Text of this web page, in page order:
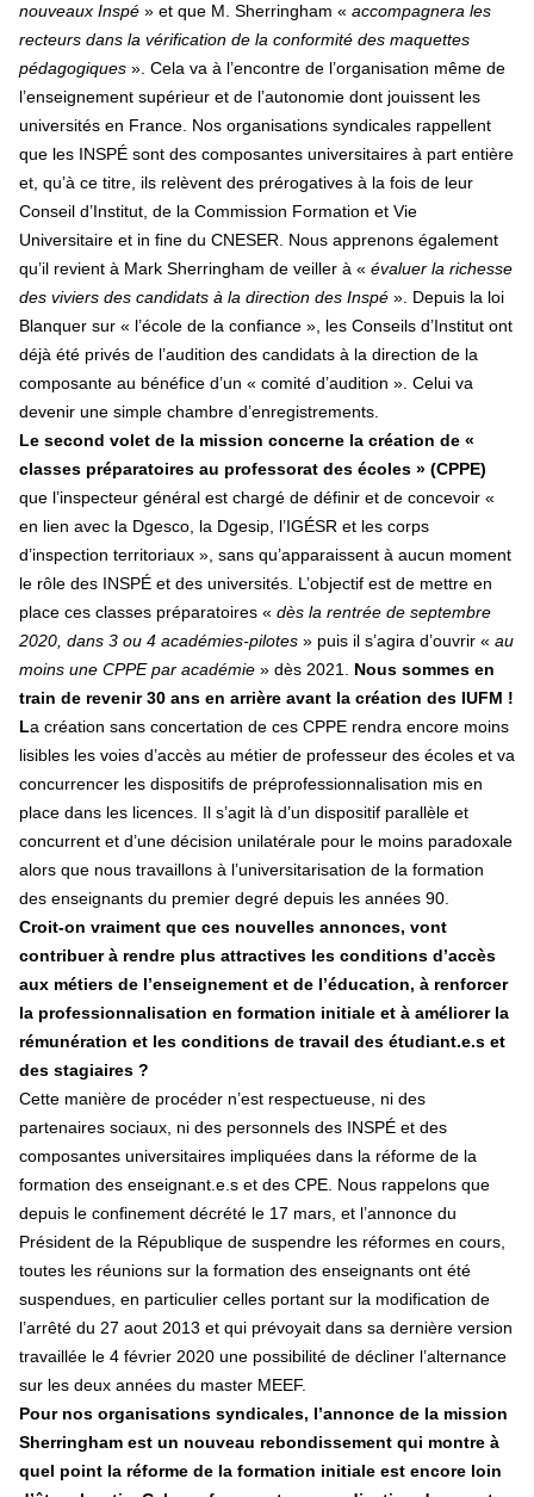
nouveaux Inspé » et que M. Sherringham « accompagnera les
recteurs dans la vérification de la conformité des maquettes
pédagogiques ». Cela va à l’encontre de l’organisation même de
l’enseignement supérieur et de l’autonomie dont jouissent les
universités en France. Nos organisations syndicales rappellent
que les INSPÉ sont des composantes universitaires à part entière
et, qu’à ce titre, ils relèvent des prérogatives à la fois de leur
Conseil d’Institut, de la Commission Formation et Vie
Universitaire et in fine du CNESER. Nous apprenons également
qu’il revient à Mark Sherringham de veiller à « évaluer la richesse
des viviers des candidats à la direction des Inspé ». Depuis la loi
Blanquer sur « l’école de la confiance », les Conseils d’Institut ont
déjà été privés de l’audition des candidats à la direction de la
composante au bénéfice d’un « comité d’audition ». Celui va
devenir une simple chambre d’enregistrements.
Le second volet de la mission concerne la création de «
classes préparatoires au professorat des écoles » (CPPE)
que l’inspecteur général est chargé de définir et de concevoir «
en lien avec la Dgesco, la Dgesip, l’IGÉSR et les corps
d’inspection territoriaux », sans qu’apparaissent à aucun moment
le rôle des INSPÉ et des universités. L’objectif est de mettre en
place ces classes préparatoires « dès la rentrée de septembre
2020, dans 3 ou 4 académies-pilotes » puis il s’agira d’ouvrir « au
moins une CPPE par académie » dès 2021. Nous sommes en
train de revenir 30 ans en arrière avant la création des IUFM !
La création sans concertation de ces CPPE rendra encore moins
lisibles les voies d’accès au métier de professeur des écoles et va
concurrencer les dispositifs de préprofessionnalisation mis en
place dans les licences. Il s’agit là d’un dispositif parallèle et
concurrent et d’une décision unilatérale pour le moins paradoxale
alors que nous travaillons à l’universitarisation de la formation
des enseignants du premier degré depuis les années 90.
Croit-on vraiment que ces nouvelles annonces, vont
contribuer à rendre plus attractives les conditions d’accès
aux métiers de l’enseignement et de l’éducation, à renforcer
la professionnalisation en formation initiale et à améliorer la
rémunération et les conditions de travail des étudiant.e.s et
des stagiaires ?
Cette manière de procéder n’est respectueuse, ni des
partenaires sociaux, ni des personnels des INSPÉ et des
composantes universitaires impliquées dans la réforme de la
formation des enseignant.e.s et des CPE. Nous rappelons que
depuis le confinement décrété le 17 mars, et l’annonce du
Président de la République de suspendre les réformes en cours,
toutes les réunions sur la formation des enseignants ont été
suspendues, en particulier celles portant sur la modification de
l’arrêté du 27 aout 2013 et qui prévoyait dans sa dernière version
travaillée le 4 février 2020 une possibilité de décliner l’alternance
sur les deux années du master MEEF.
Pour nos organisations syndicales, l’annonce de la mission
Sherringham est un nouveau rebondissement qui montre à
quel point la réforme de la formation initiale est encore loin